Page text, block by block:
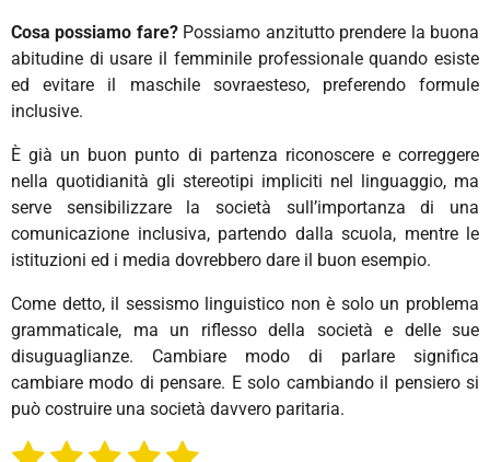
Cosa possiamo fare? Possiamo anzitutto prendere la buona
abitudine di usare il femminile professionale quando esiste
ed evitare il maschile sovraesteso, preferendo formule
inclusive.
È già un buon punto di partenza riconoscere e correggere
nella quotidianità gli stereotipi impliciti nel linguaggio, ma
serve sensibilizzare la società sull’importanza di una
comunicazione inclusiva, partendo dalla scuola, mentre le
istituzioni ed i media dovrebbero dare il buon esempio.
Come detto, il sessismo linguistico non è solo un problema
grammaticale, ma un riflesso della società e delle sue
disuguaglianze. Cambiare modo di parlare significa
cambiare modo di pensare. E solo cambiando il pensiero si
può costruire una società davvero paritaria.
V
I